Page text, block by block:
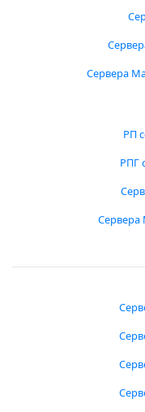
Сервера
РП
РПГ
Сервера